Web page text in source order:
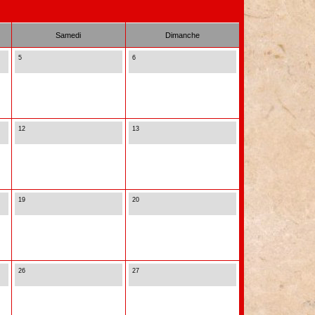
Samedi Dimanche
5 6
12 13
19 20
26 27